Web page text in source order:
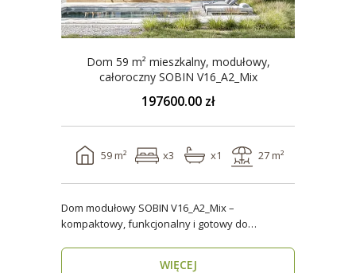
Dom 59 m² mieszkalny, modułowy,
całoroczny SOBIN V16_A2_Mix
197600.00 zł
59 m² x3 x1 27 m²
Dom modułowy SOBIN V16_A2_Mix –
kompaktowy, funkcjonalny i gotowy do
WIĘCEJ